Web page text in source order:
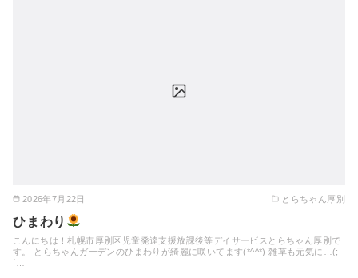
2026年7月22日 とらちゃん厚別
ひまわり
こんにちは！札幌市厚別区児童発達支援放課後等デイサービスとらちゃん厚別で
す。 とらちゃんガーデンのひまわりが綺麗に咲いてます(*^^*) 雑草も元気に…(;
´…